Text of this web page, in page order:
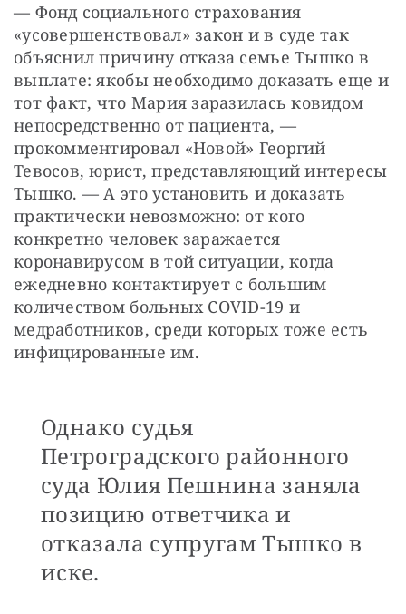
— Фонд социального страхования
«усовершенствовал» закон и в суде так
объяснил причину отказа семье Тышко в
выплате: якобы необходимо доказать еще и
тот факт, что Мария заразилась ковидом
непосредственно от пациента, —
прокомментировал «Новой» Георгий
Тевосов, юрист, представляющий интересы
Тышко. — А это установить и доказать
практически невозможно: от кого
конкретно человек заражается
коронавирусом в той ситуации, когда
ежедневно контактирует с большим
количеством больных COVID-19 и
медработников, среди которых тоже есть
инфицированные им.
Однако судья
Петроградского районного
суда Юлия Пешнина заняла
позицию ответчика и
отказала супругам Тышко в
иске.